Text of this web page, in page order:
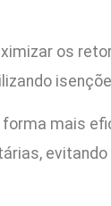
os
mais